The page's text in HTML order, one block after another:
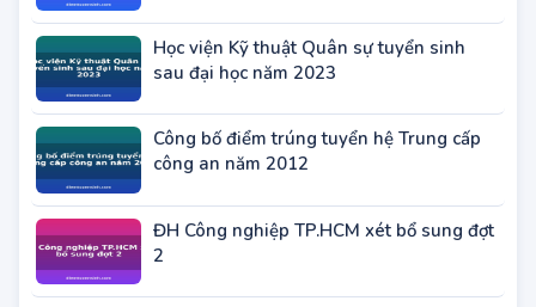
Học viện Kỹ thuật Quân sự tuyển sinh
sau đại học năm 2023
Công bố điểm trúng tuyển hệ Trung cấp
công an năm 2012
ĐH Công nghiệp TP.HCM xét bổ sung đợt
2